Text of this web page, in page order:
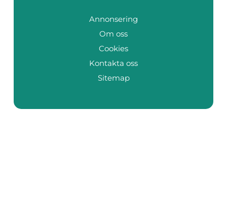
Annonsering
Om oss
Cookies
Kontakta oss
Sitemap